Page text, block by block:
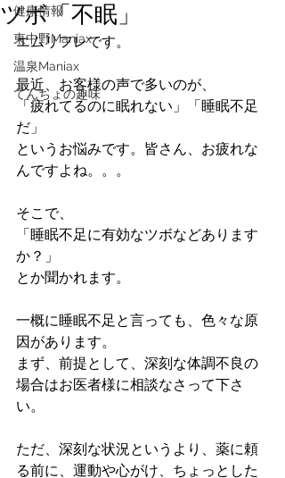
健康情報
東中野Maniax
温泉Maniax
てんちょの趣味
ツボ「不眠」
エムリフレです。
最近、お客様の声で多いのが、
「疲れてるのに眠れない」「睡眠不足
だ」
というお悩みです。皆さん、お疲れな
んですよね。。。
そこで、
「睡眠不足に有効なツボなどあります
か？」
とか聞かれます。
一概に睡眠不足と言っても、色々な原
因があります。
まず、前提として、深刻な体調不良の
場合はお医者様に相談なさって下さ
い。
ただ、深刻な状況というより、薬に頼
る前に、運動や心がけ、ちょっとした